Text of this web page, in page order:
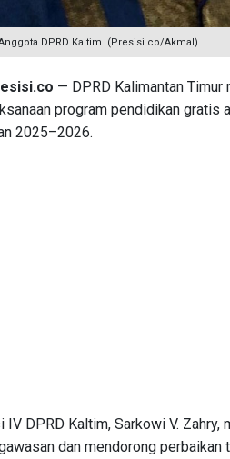
DPRD Kaltim. (Presisi.co/Akmal)
— DPRD Kalimantan Timur
program pendidikan gratis
2025–2026.
DPRD Kaltim, Sarkowi V. Zahry,
dan mendorong perbaikan